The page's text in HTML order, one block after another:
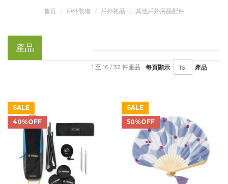
首頁 戶外裝備 戶外雜品 其他戶外用品配件
產品
每頁顯示 產品
1 至 16 / 32 件產品
SALE
40%OFF
SALE
50%OFF